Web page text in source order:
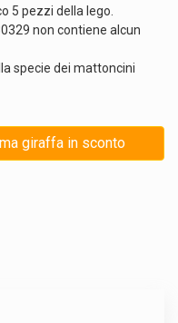
5 pezzi della lego.
non contiene alcun
specie dei mattoncini
giraffa in sconto